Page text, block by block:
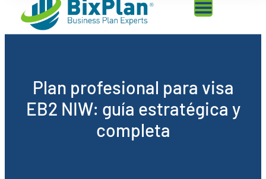
Plan profesional para visa
EB2 NIW: guía estratégica y
completa